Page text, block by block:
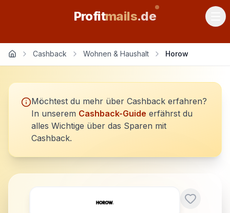
Profitmails.de
Cashback Wohnen & Haushalt Horow
Möchtest du mehr über Cashback erfahren?
In unserem Cashback-Guide erfährst du
alles Wichtige über das Sparen mit
Cashback.